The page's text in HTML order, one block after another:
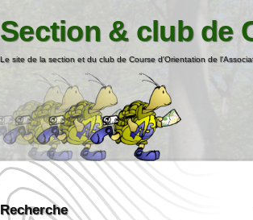
Section & club de
Le site de la section et du club de Course d'Orientation de
Recherche